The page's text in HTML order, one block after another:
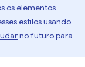
os elementos
estilos usando
no futuro para